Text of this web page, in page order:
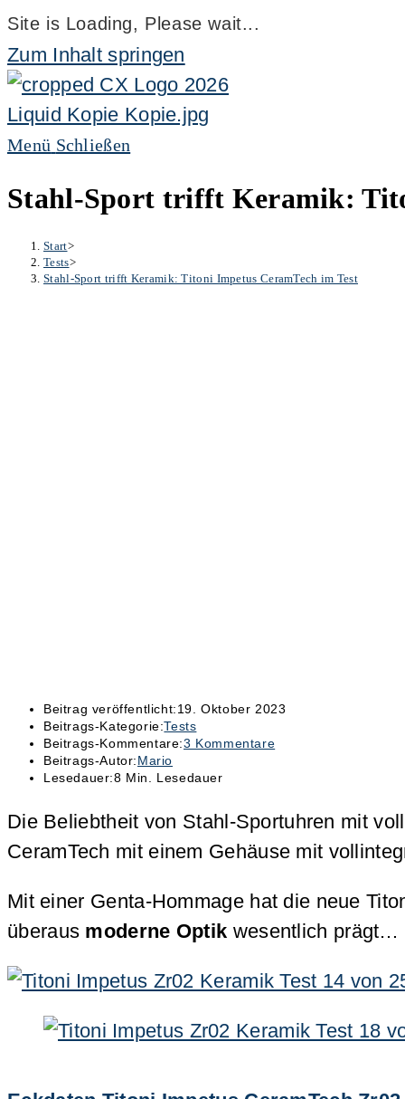
Site is Loading, Please wait...
Zum Inhalt springen
Menü Schließen
Stahl-Sport trifft Keramik:
Start>
Tests>
Stahl-Sport trifft Keramik: Titoni Impetus CeramTech im Test
Beitrag veröffentlicht:19. Oktober 2023
Beitrags-Kategorie:Tests
Beitrags-Kommentare:3 Kommentare
Beitrags-Autor:Mario
Lesedauer:8 Min. Lesedauer
Die Beliebtheit von Stahl-Sportuhren mit
CeramTech mit einem Gehäuse mit
Mit einer Genta-Hommage hat die neue
überaus moderne Optik wesentlich prägt…